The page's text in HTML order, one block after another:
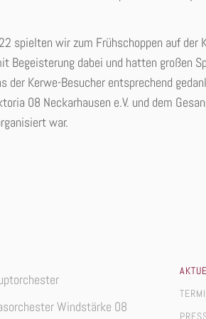
spielten wir zum Frühschoppen auf der
Begeisterung dabei und hatten großen
der Kerwe-Besucher entsprechend
08 Neckarhausen e.V. und dem
war.
Windstärke 08